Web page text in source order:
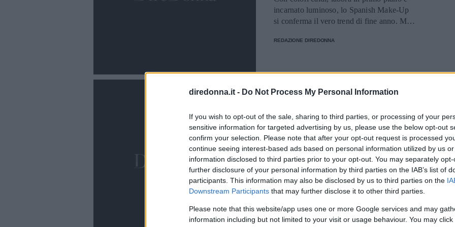
diredonna.it - Do Not Process My Personal Information
If you wish to opt-out of the sale, sharing to third parties, or processing of your
sensitive information for targeted advertising by us, please use the below opt-out
confirm your selection. Please note that after your opt-out request is processed
continue seeing interest-based ads based on personal information utilized by us
information disclosed to third parties prior to your opt-out. You may separately
further disclosure of your personal information by third parties on the IAB’s list of
participants. This information may also be disclosed by us to third parties on the
Downstream Participants that may further disclose it to other third parties.
Please note that this website/app uses one or more Google services and may
information including but not limited to your visit or usage behaviour. You may
incarnato luminoso, lo Spanish Make-Up
si conferma il vero trend di fine anno. Ma
REDAZIONE DIREDONNA
l'eyeliner alla Lana Del
Rey alla perfezione
Lana Del Rey ha fatto dell'eyeliner e dello
stile retrò i suoi punti di forza per quanto
riguarda il look. Ecco come riproporre il
REDAZIONE DIREDONNA